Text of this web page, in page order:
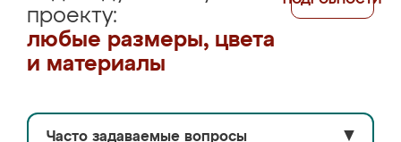
проекту:
любые размеры, цвета
и материалы
Часто задаваемые вопросы ▼